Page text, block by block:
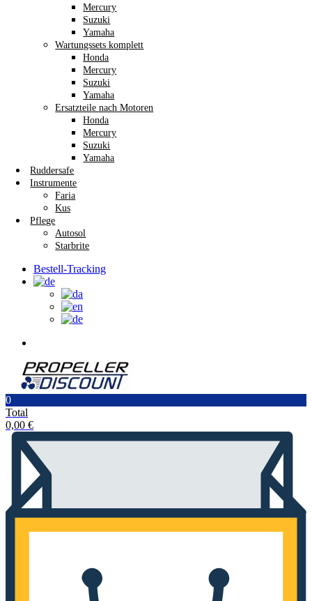
Mercury
Suzuki
Yamaha
Wartungssets komplett
Honda
Mercury
Suzuki
Yamaha
Ersatzteile nach Motoren
Honda
Mercury
Suzuki
Yamaha
Ruddersafe
Instrumente
Faria
Kus
Pflege
Autosol
Starbrite
Bestell-Tracking
0
Total
0,00 €